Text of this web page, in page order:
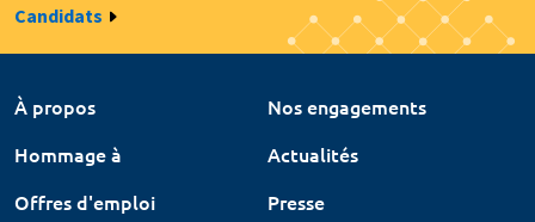
Candidats
À propos
Nos engagements
Hommage à
Actualités
Offres d'emploi
Presse